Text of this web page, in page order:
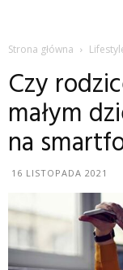
Strona główna
Czy
małym
na
16 LISTOPADA 2021